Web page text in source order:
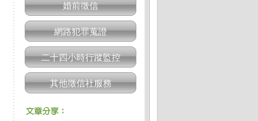
婚前徵信
網路犯罪蒐證
二十四小時行蹤監控
其他徵信社服務